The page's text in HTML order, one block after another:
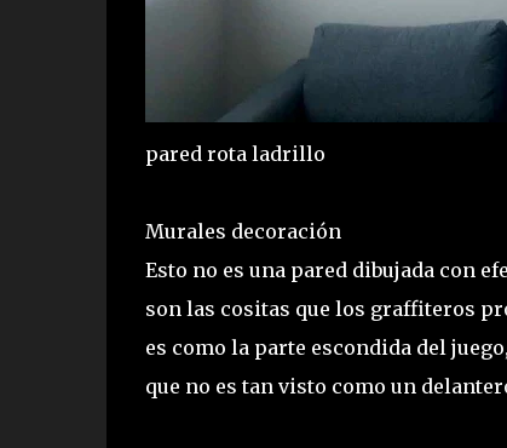
pared rota ladrillo
Murales decoración
Esto no es una pared dibujada con
son las cositas que los graffiteros
es como la parte escondida del
que no es tan visto como un